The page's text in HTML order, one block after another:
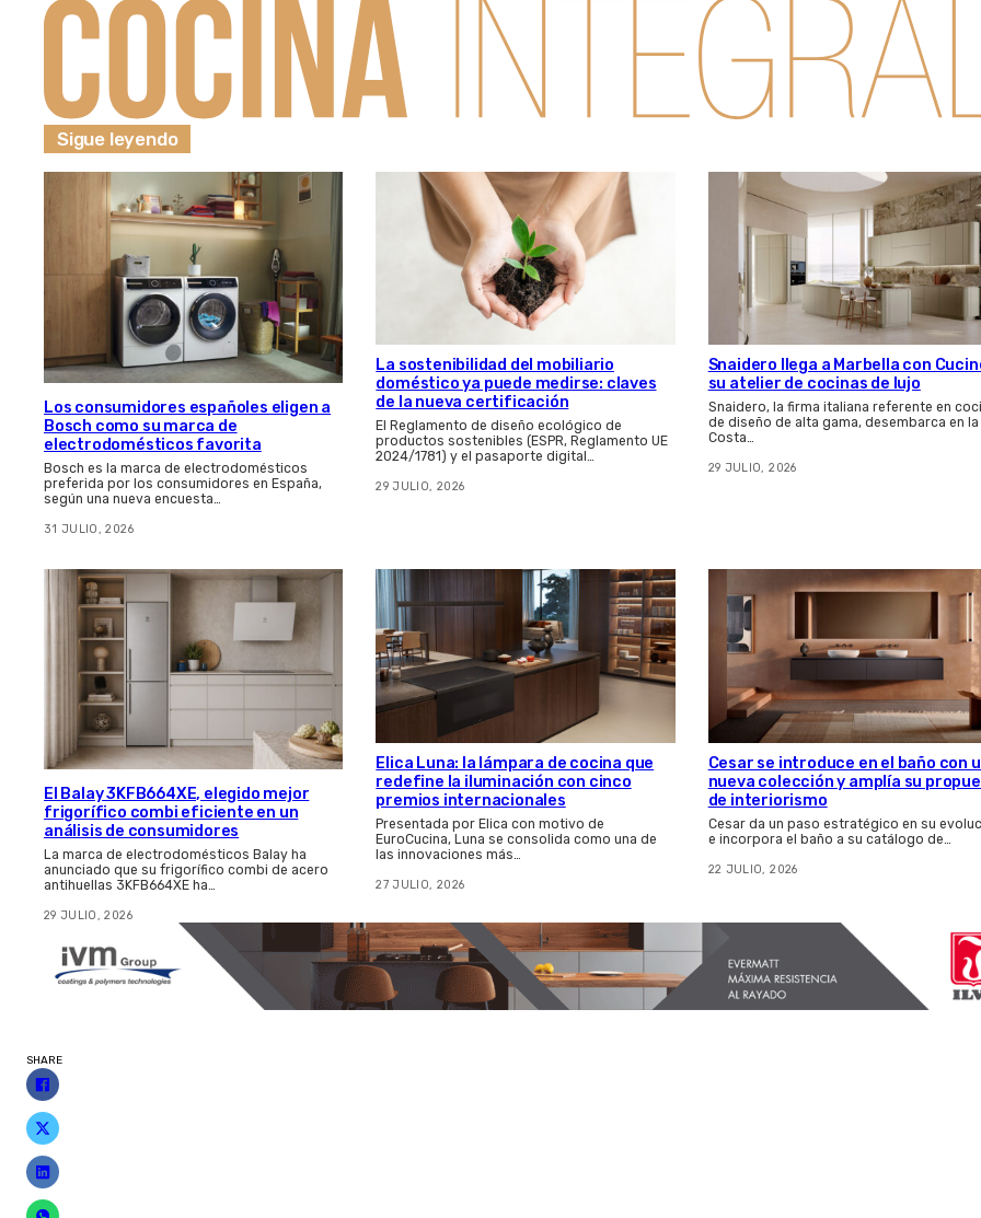
Sigue leyendo
Los consumidores españoles eligen a
Bosch como su marca de
electrodomésticos favorita
Bosch es la marca de electrodomésticos
preferida por los consumidores en España,
según una nueva encuesta…
31 JULIO, 2026
La sostenibilidad del mobiliario
doméstico ya puede medirse: claves
de la nueva certificación
El Reglamento de diseño ecológico de
productos sostenibles (ESPR, Reglamento UE
2024/1781) y el pasaporte digital…
29 JULIO, 2026
Snaidero llega a Marbella con
su atelier de cocinas de lujo
Snaidero, la firma italiana referente en
de diseño de alta gama, desembarca en la
Costa…
29 JULIO, 2026
El Balay 3KFB664XE, elegido mejor
frigorífico combi eficiente en un
análisis de consumidores
La marca de electrodomésticos Balay ha
anunciado que su frigorífico combi de acero
antihuellas 3KFB664XE ha…
29 JULIO, 2026
Elica Luna: la lámpara de cocina que
redefine la iluminación con cinco
premios internacionales
Presentada por Elica con motivo de
EuroCucina, Luna se consolida como una de
las innovaciones más…
27 JULIO, 2026
Cesar se introduce en el baño con
nueva colección y amplía su
de interiorismo
Cesar da un paso estratégico en su
e incorpora el baño a su catálogo de…
22 JULIO, 2026
SHARE